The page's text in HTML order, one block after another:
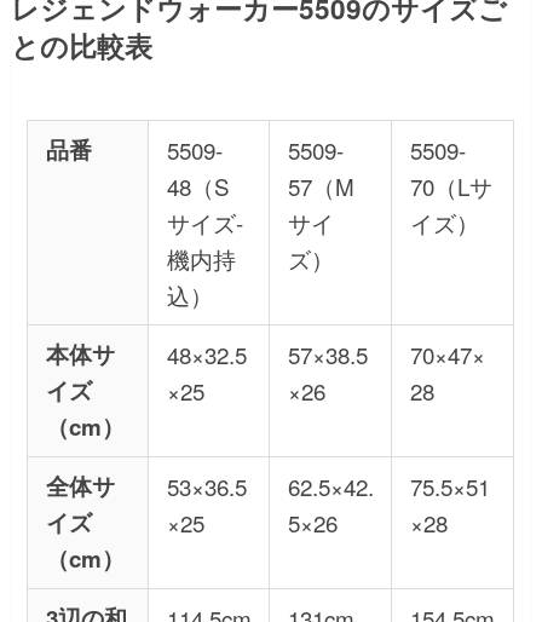
レジェンドウォーカー5509のサイズご
との比較表
品番
5509-
48（S
サイズ-
機内持
込）
5509-
57（M
サイ
ズ）
5509-
70（Lサ
イズ）
本体サ
イズ
（cm）
48×32.5
×25
57×38.5
×26
70×47×
28
全体サ
イズ
（cm）
53×36.5
×25
62.5×42.
5×26
75.5×51
×28